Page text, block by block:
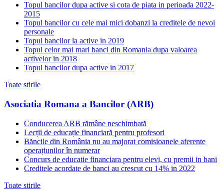
Topul bancilor dupa active si cota de piata in perioada 2022-
2015
Topul bancilor cu cele mai mici dobanzi la creditele de nevoi
personale
Topul bancilor la active in 2019
Topul celor mai mari banci din Romania dupa valoarea
activelor in 2018
Topul bancilor dupa active in 2017
Toate stirile
Asociatia Romana a Bancilor (ARB)
Conducerea ARB rămâne neschimbată
Lecții de educație financiară pentru profesori
Băncile din România nu au majorat comisioanele aferente
operațiunilor în numerar
Concurs de educatie financiara pentru elevi, cu premii in bani
Creditele acordate de banci au crescut cu 14% in 2022
Toate stirile